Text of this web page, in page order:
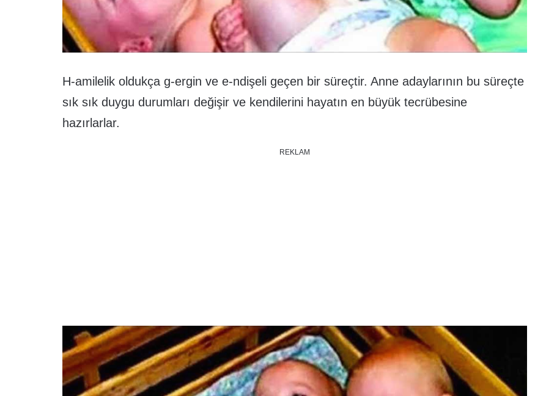
H-amilelik oldukça g-ergin ve e-ndişeli geçen bir süreçtir. Anne adaylarının bu süreçte
sık sık duygu durumları değişir ve kendilerini hayatın en büyük tecrübesine
hazırlarlar.
REKLAM